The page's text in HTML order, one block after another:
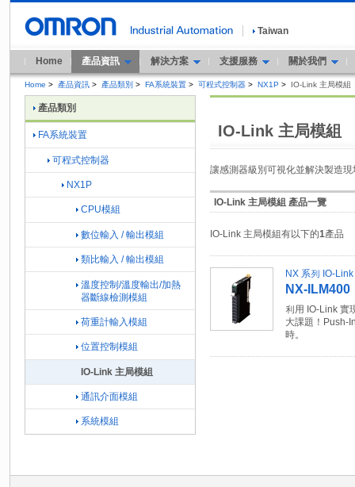
Taiwan
Home 產品資訊 解決方案 支援服務 關於我們
Home > 產品資訊 > 產品類別 > FA系統裝置 > 可程式控制器 > NX1P > IO-Link 主局模組
IO-Link 主局模組
讓感測器級別可視化並解決製造現
IO-Link 主局模組 產品一覽
IO-Link 主局模組有以下的1產品
NX 系列 IO-
NX-ILM400
利用 IO-Link 實
大課題！Push-
時。
產品類別
FA系統裝置
可程式控制器
NX1P
CPU模組
數位輸入 / 輸出模組
類比輸入 / 輸出模組
溫度控制/溫度輸出/加熱
器斷線檢測模組
荷重計輸入模組
位置控制模組
IO-Link 主局模組
通訊介面模組
系統模組